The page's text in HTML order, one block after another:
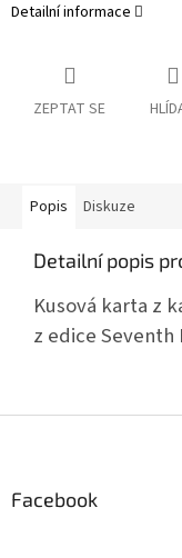
Detailní informace
ZEPTAT SE
Popis Diskuze
Detailní popis
Kusová karta z
z edice Seventh
Facebook